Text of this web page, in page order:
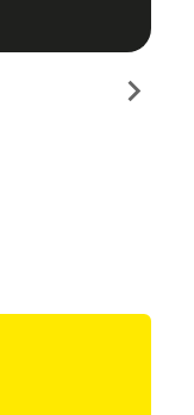
chevron_right